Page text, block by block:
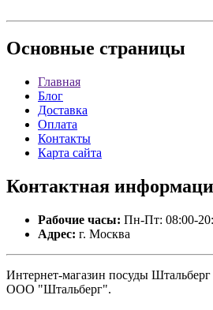
Основные страницы
Главная
Блог
Доставка
Оплата
Контакты
Карта сайта
Контактная
Рабочие часы: Пн-Пт: 08:00-
Адрес: г. Москва
Интернет-магазин посуды
ООО "Штальберг".